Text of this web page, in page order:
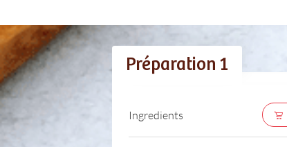
Préparation 1
Ingredients